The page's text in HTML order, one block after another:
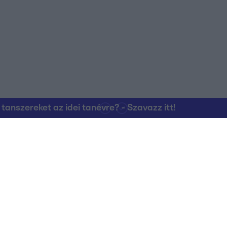
az idei tanévre? - Szavazz itt!